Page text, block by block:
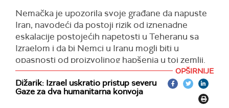
preko noći ostavi osoblje u Teheranu u slučaju da
bude primorana.
Rute koje prolaze kroz iranski vazdušni prostor,
takođe, biće modifikovane, navodi se u
saopštenju Ostrian erlajnsa.
Austrijsko Ministarstvo spoljnih poslova, nakon
nemačkog, pozvalo je svoje građane da napuste
Nemačka je upozorila svoje građane da napuste
Iran, navodeći da postoji rizik od iznenadne
eskalacije postojećih napetosti u Teheranu sa
Izraelom i da bi Nemci u Iranu mogli biti u
opasnosti od proizvoljnog hapšenja u toj zemlji.
"U postojećim napetostima, pogotovo između
Izraela i Irana, postoji rizik od iznenadne
eskalacije. Ne može se isključiti mogućnost
OPŠIRNIJE
Dižarik: Izrael uskratio pristup severu
Gaze za dva humanitarna konvoja